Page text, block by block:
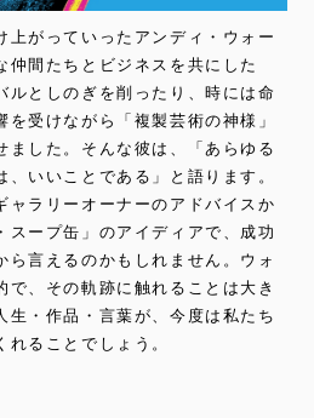
上がっていったアンディ・ウォー
仲間たちとビジネスを共にした
ルとしのぎを削ったり、時には命
受けながら「複製芸術の神様」
ました。そんな彼は、「あらゆる
、いいことである」と語ります。
ャラリーオーナーのアドバイスか
スープ缶」のアイディアで、成功
ら言えるのかもしれません。ウォ
で、その軌跡に触れることは大き
生・作品・言葉が、今度は私たち
ることでしょう。